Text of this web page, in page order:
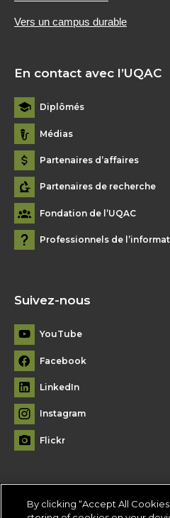
Vers un campus durable
En contact avec l’UQAC
Diplômés
Médias
Partenaires d’affaires
Partenaires de recherche
Fondation de l’UQAC
Professionnels de
Suivez-nous
YouTube
Facebook
LinkedIn
Instagram
Flickr
By clicking “Accept All